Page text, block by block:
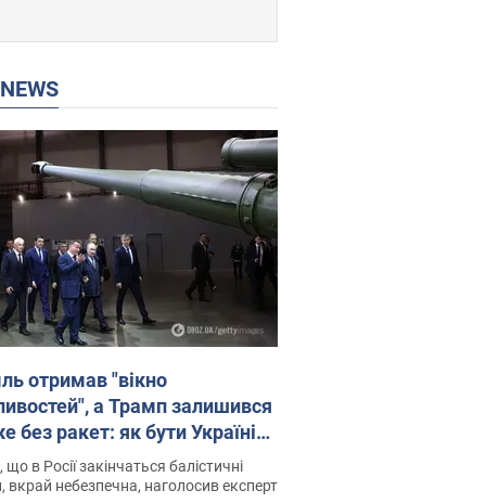
NEWS
отримав "вікно
а Трамп залишився
без ракет: як бути Україні?
з Мельником
в Росії закінчаться балістичні
вкрай небезпечна, наголосив експерт